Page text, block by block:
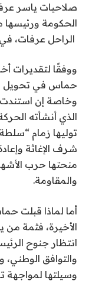
صلاحيات ياسر
الحكومة
الراحل عرفات،
ووفقًا لتقديرات
حماس في تحويل
وخاصة إن استندت
الذي أنشأته
توليها زمام
شرف الإغاثة
منحتها حرب
والمقاومة.
أما لماذا قبلت
الأخيرة، فثمة
انتظار جنوح
والتوافق الوطني،
وسيلتها لمواجهة